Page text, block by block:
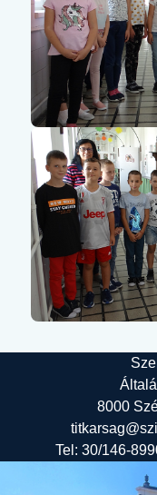
8000
Tel: 30/146-